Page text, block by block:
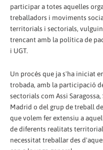
participar a totes aquelles
treballadors i moviments
territorials i sectorials,
trencant amb la política de
i UGT.
Un procés que ja s'ha iniciat
trobada, amb la participació
sectorials com Assi
Madrid o del grup de treball
que volem fer extensiu a
de diferents realitats
necessitat treballar des